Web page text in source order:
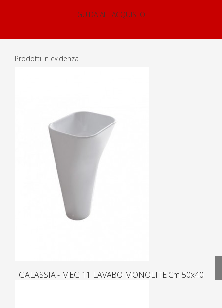
GUIDA ALL'ACQUISTO
Prodotti in evidenza
GALASSIA - MEG 11 LAVABO MONOLITE Cm 50x40